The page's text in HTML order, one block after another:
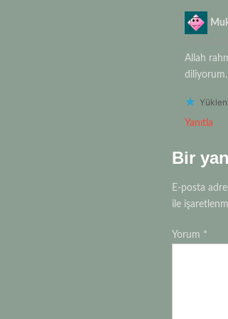
Allah
diliyorum.
Yanıtla
Bir
E-posta
ile
Yorum *